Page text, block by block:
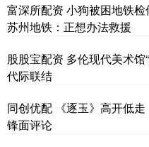
富深所配资 小狗被困地铁
苏州地铁：正想办法救援
股股宝配资 多伦现代美术馆
代际联结
同创优配 《逐玉》高开低走
锋面评论